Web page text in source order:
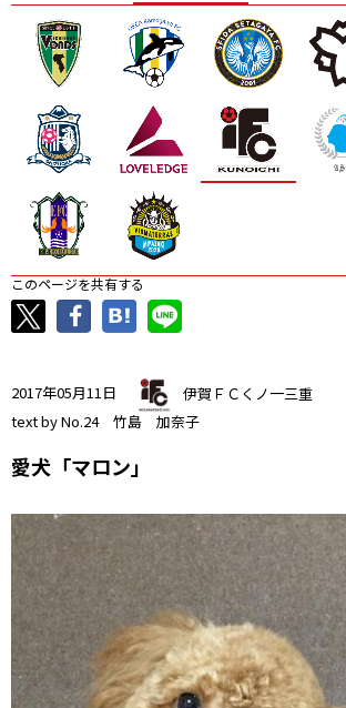
ニッパツ 名古屋 静岡
このページを共有する
2017年05月11日
伊賀ＦＣくノ一三重
text by No.24 竹島 加奈子
愛犬「マロン」